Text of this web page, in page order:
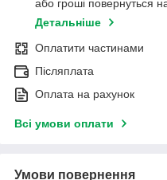
або гроші повернуться
Детальніше
Оплатити частинами
Післяплата
Оплата на рахунок
Всі умови оплати
Умови повернення